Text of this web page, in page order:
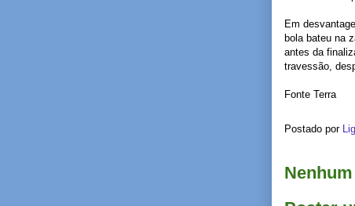
Em
bola bateu na
antes da
travessão,
Fonte Terra
Postado por